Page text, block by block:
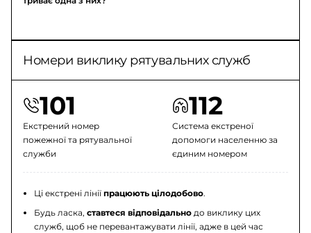
Номери виклику рятувальних служб
101
Екстрений номер
пожежної та рятувальної
служби
112
Система екстреної
допомоги населенню за
єдиним номером
Ці екстрені лініїпрацюють цілодобово.
Будь ласка,ставтеся відповідально до виклику цих
служб, щоб не перевантажувати лінії, адже в цей час